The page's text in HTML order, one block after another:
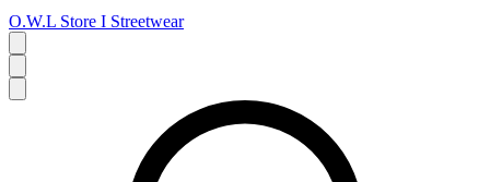
O.W.L Store I Streetwear